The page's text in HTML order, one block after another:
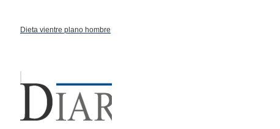
Dieta vientre plano hombre